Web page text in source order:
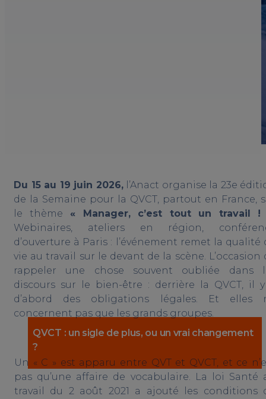
Du 15 au 19 juin 2026,l’Anact organise la 23e
de la Semaine pour la QVCT, partout en France,
le thème « Manager, c’est tout un travail !
Webinaires, ateliers en région,
d’ouverture à Paris : l’événement remet la qualité
vie au travail sur le devant de la scène. L’occasion
rappeler une chose souvent oubliée dans
discours sur le bien-être : derrière la QVCT, il
d’abord des obligations légales. Et elles
concernent pas que les grands groupes.
QVCT : un sigle de plus, ou un vrai changement
?
Un « C » est apparu entre QVT et QVCT, et ce
pas qu’une affaire de vocabulaire. La loi Santé
travail du 2 août 2021 a ajouté les conditions